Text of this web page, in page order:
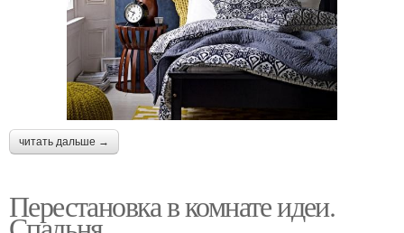
читать дальше →
Перестановка в комнате идеи.